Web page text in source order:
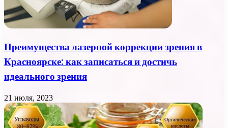
Преимущества лазерной коррекции зрения в
Красноярске: как записаться и достичь
идеального зрения
21 июля, 2023